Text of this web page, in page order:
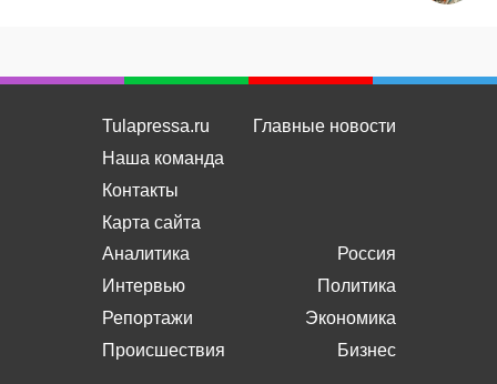
Tulapressa.ru
Наша команда
Контакты
Карта сайта
Главные новости
Аналитика
Интервью
Репортажи
Происшествия
Россия
Политика
Экономика
Бизнес